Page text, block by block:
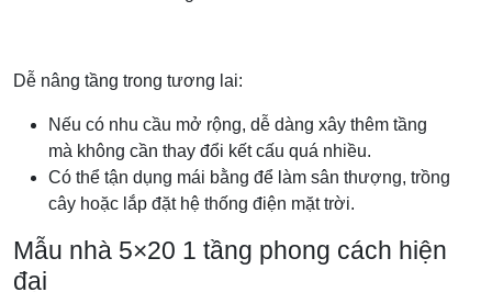
Dễ nâng tầng trong tương lai:
Nếu có nhu cầu mở rộng, dễ dàng xây thêm tầng
mà không cần thay đổi kết cấu quá nhiều.
Có thể tận dụng mái bằng để làm sân thượng, trồng
cây hoặc lắp đặt hệ thống điện mặt trời.
Mẫu nhà 5×20 1 tầng phong cách hiện
đại